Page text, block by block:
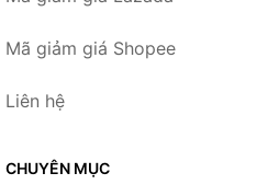
Mã giảm giá Shopee
Liên hệ
CHUYÊN MỤC